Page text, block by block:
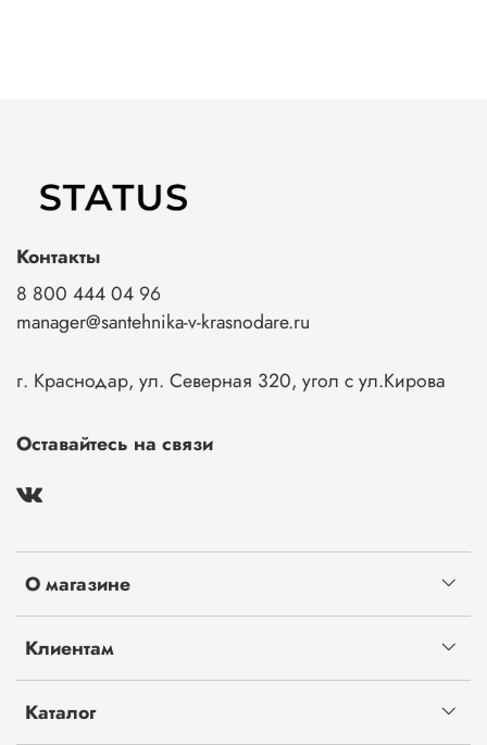
О магазине
Клиентам
Каталог
Контакты
8 800 444 04 96
manager@santehnika-v-krasnodare.ru
г. Краснодар, ул. Северная 320, угол с ул.Кирова
Оставайтесь на связи